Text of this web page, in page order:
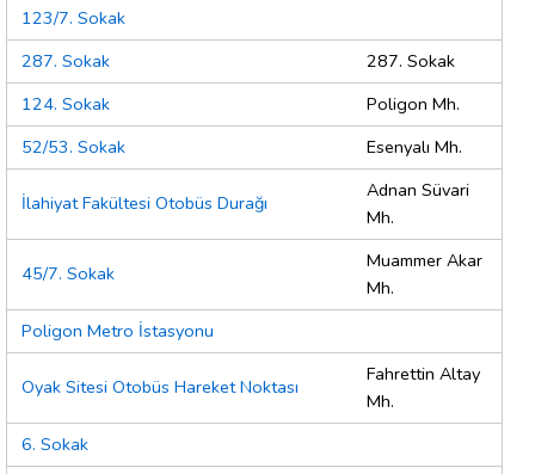
123/7. Sokak
287. Sokak
287. Sokak
124. Sokak
Poligon Mh.
52/53. Sokak
Esenyalı Mh.
İlahiyat Fakültesi Otobüs Durağı
Adnan Süvari
Mh.
45/7. Sokak
Muammer Akar
Mh.
Poligon Metro İstasyonu
Oyak Sitesi Otobüs Hareket Noktası
Fahrettin Altay
Mh.
6. Sokak